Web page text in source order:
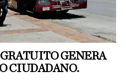
GENERA
CIUDADANO.